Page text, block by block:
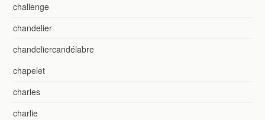
challenge
chandelier
chandeliercandélabre
chapelet
charles
charlie